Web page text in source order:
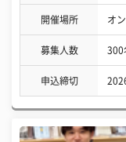
開催場所 オ
募集人数 300
申込締切